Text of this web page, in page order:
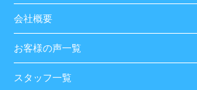
会社概要
お客様の声一覧
スタッフ一覧